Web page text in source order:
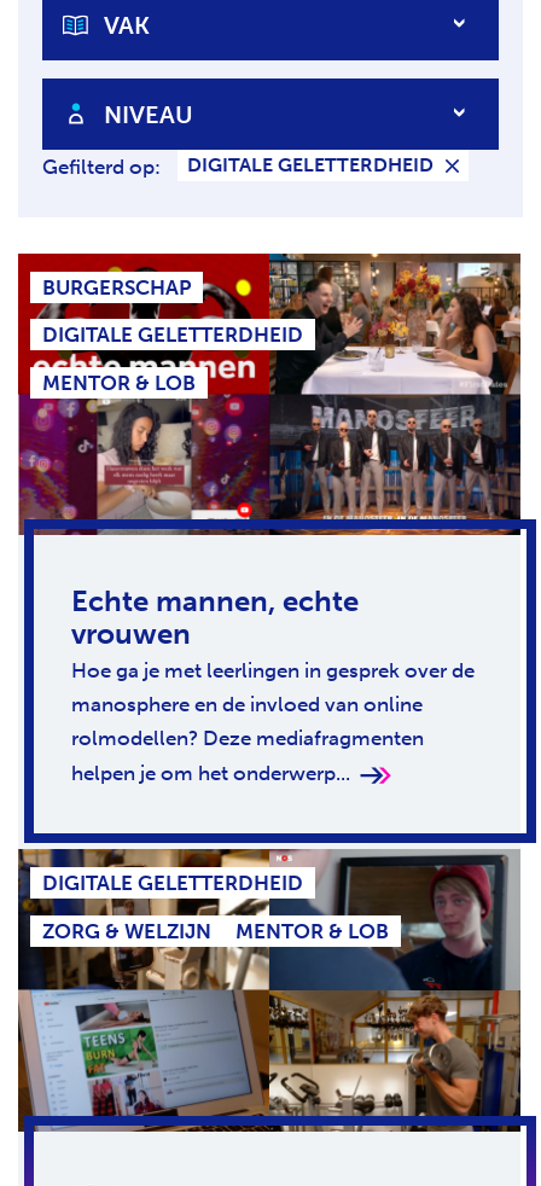
A
VAK
NIVEAU
Gefilterd op: DIGITALE GELETTERDHEID
BURGERSCHAP
DIGITALE GELETTERDHEID
MENTOR & LOB
Echte mannen, echte
vrouwen
Hoe ga je met leerlingen in gesprek over de
manosphere en de invloed van online
rolmodellen? Deze mediafragmenten
helpen je om het onderwerp...
DIGITALE GELETTERDHEID
ZORG & WELZIJN
MENTOR & LOB